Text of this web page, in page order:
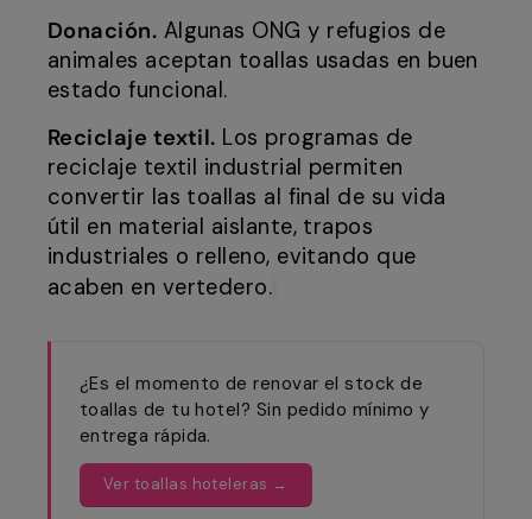
Donación. Algunas ONG y refugios de
animales aceptan toallas usadas en buen
estado funcional.
Reciclaje textil. Los programas de
reciclaje textil industrial permiten
convertir las toallas al final de su vida
útil en material aislante, trapos
industriales o relleno, evitando que
acaben en vertedero.
¿Es el momento de renovar el stock de
toallas de tu hotel? Sin pedido mínimo y
entrega rápida.
Ver toallas hoteleras →